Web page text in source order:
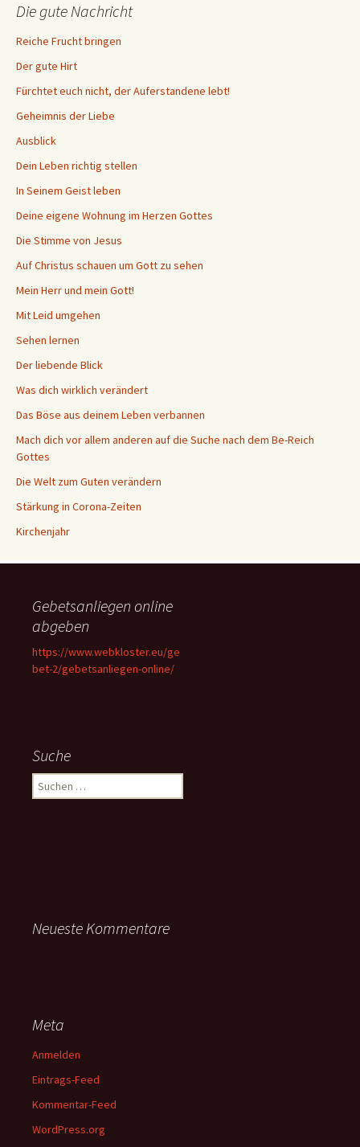
Die gute Nachricht
Reiche Frucht bringen
Der gute Hirt
Fürchtet euch nicht, der Auferstandene lebt!
Geheimnis der Liebe
Ausblick
Dein Leben richtig stellen
In Seinem Geist leben
Deine eigene Wohnung im Herzen Gottes
Die Stimme von Jesus
Auf Christus schauen um Gott zu sehen
Mein Herr und mein Gott!
Mit Leid umgehen
Sehen lernen
Der liebende Blick
Was dich wirklich verändert
Das Böse aus deinem Leben verbannen
Mach dich vor allem anderen auf die Suche nach dem Be-Reich
Gottes
Die Welt zum Guten verändern
Stärkung in Corona-Zeiten
Kirchenjahr
Gebetsanliegen online
abgeben
https://www.webkloster.eu/ge
bet-2/gebetsanliegen-online/
Suche
Suchen
nach:
Neueste Kommentare
Meta
Anmelden
Eintrags-Feed
Kommentar-Feed
WordPress.org